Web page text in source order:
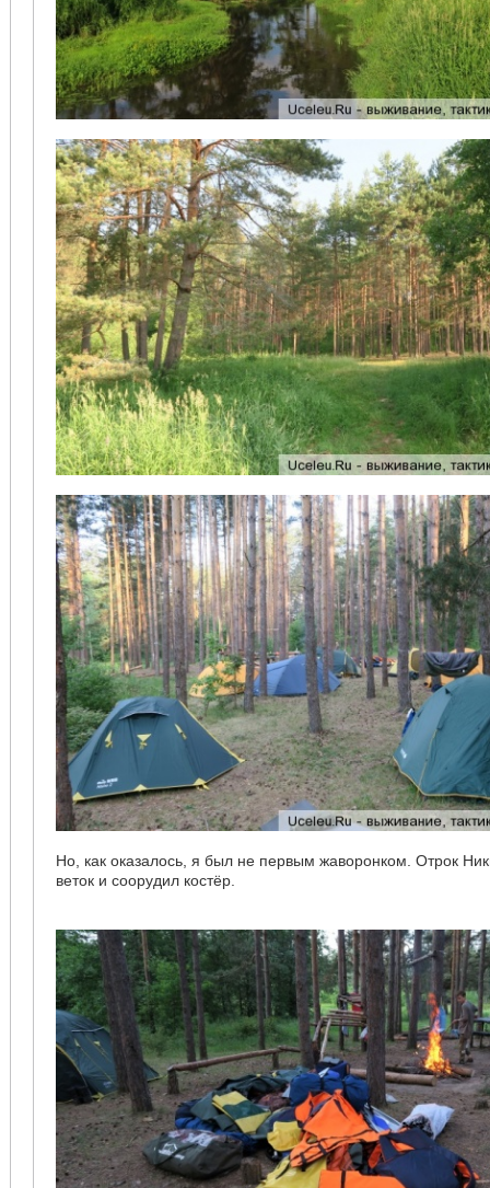
Но, как оказалось, я был не первым жаворонком. Отрок
веток и соорудил костёр.